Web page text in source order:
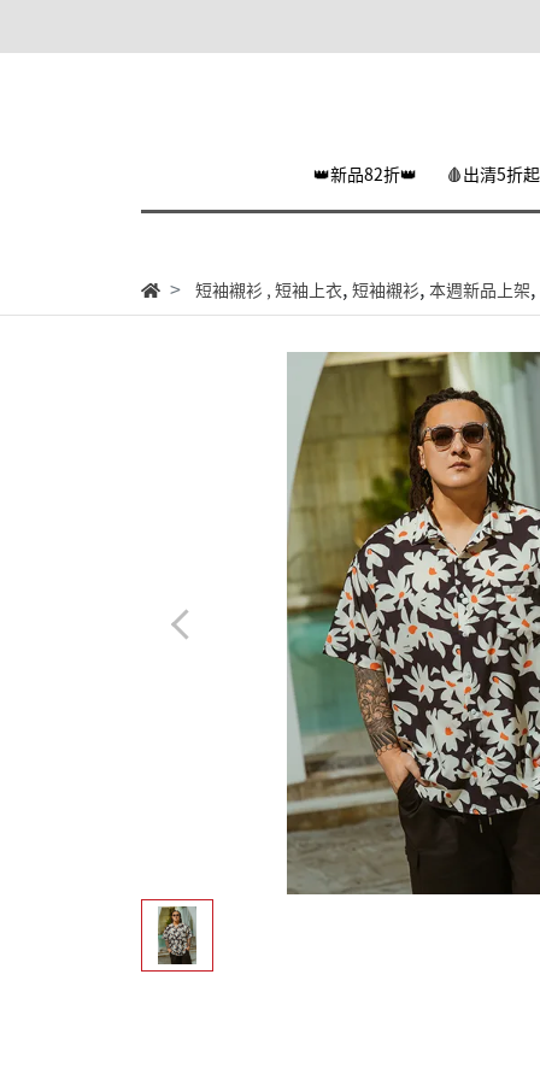
👑新品82折👑 🩸出清5折
短袖襯衫 , 短袖上衣, 短袖襯衫, 本週新品上架,